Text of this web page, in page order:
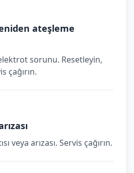
ateşleme
sorunu. Resetleyin,
çağırın.
veya arızası. Servis çağırın.